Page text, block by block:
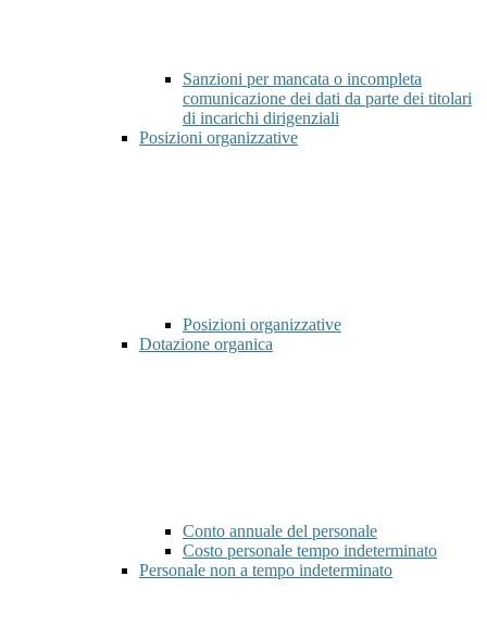
Sanzioni per mancata o incompleta
comunicazione dei dati da parte dei titolari
di incarichi dirigenziali
Posizioni organizzative
Posizioni organizzative
Dotazione organica
Conto annuale del personale
Costo personale tempo indeterminato
Personale non a tempo indeterminato